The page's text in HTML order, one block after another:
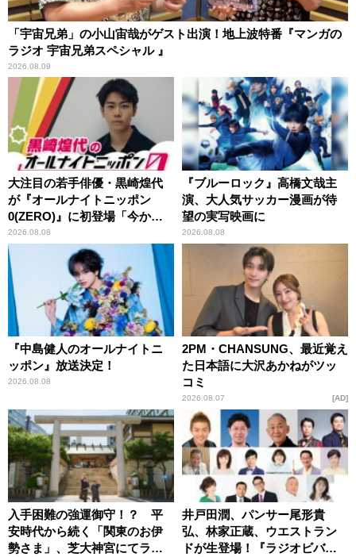
「宇宙兄弟」の小山宙哉がゲスト出演！地上波特番『マンガの
ラジオ 宇宙兄弟スペシャル 』
2026.08.09
大注目の若手俳優・黒崎煌代
が『オールナイトニッポン
0(ZERO)』に初登場「今から
とてもワクワクしておりま
す！」
2026.08.08
『ブルーロック』高橋文哉主
演、大人気サッカー漫画が待
望の実写映画に
2026.08.08
『中島健人のオールナイトニ
ッポン』放送決定！
2026.08.08
2PM・CHANSUNG、最近覚え
た日本語に大沢あかねがツッ
コミ
2026.08.07 AD
入手困難の強運御守！？ 平
安時代から続く「関東のお伊
勢さま」、芝大神宮にてラン
井戸田潤、パンサー尾形貴
弘、林家正蔵、ウエストラン
ドが生登場！『ラジオビバリ